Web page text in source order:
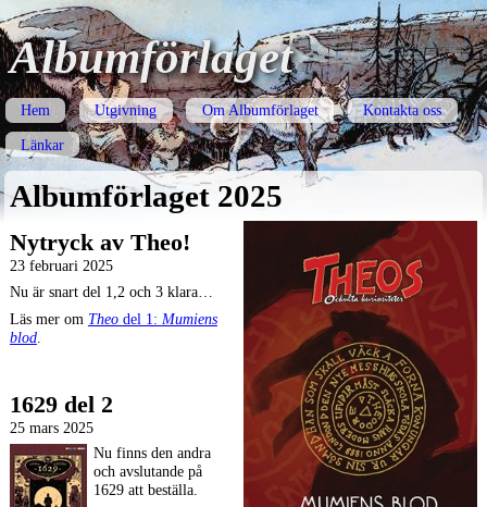
Albumförlaget
Hem Utgivning Om Albumförlaget
Kontakta oss
Länkar
Albumförlaget 2025
Nytryck av Theo!
23 februari 2025
Nu är snart del 1,2 och 3 klara…
Läs mer om Theodel 1: Mumiens
blod.
1629 del 2
25 mars 2025
Nu finns den andra
och avslutande på
1629 att beställa.